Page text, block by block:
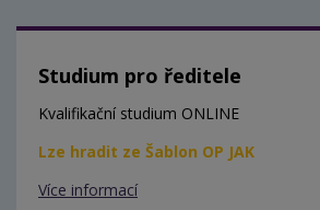
Studium pro ředitele
Kvalifikační studium ONLINE
Lze hradit ze Šablon OP JAK
Více informací